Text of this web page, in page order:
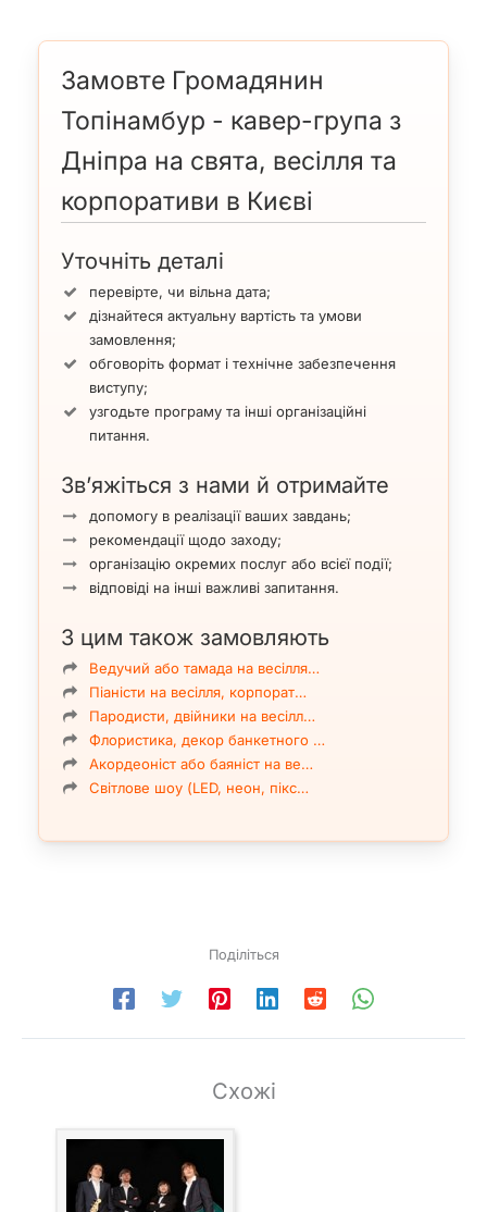
Замовте Громадянин
Топінамбур - кавер-група з
Дніпра на свята, весілля та
корпоративи в Києві
Уточніть деталі
перевірте, чи вільна дата;
дізнайтеся актуальну вартість та умови
замовлення;
обговоріть формат і технічне забезпечення
виступу;
узгодьте програму та інші організаційні
питання.
Зв’яжіться з нами й отримайте
допомогу в реалізації ваших завдань;
рекомендації щодо заходу;
організацію окремих послуг або всієї події;
відповіді на інші важливі запитання.
З цим також замовляють
Ведучий або тамада на весілля…
Піаністи на весілля, корпорат…
Пародисти, двійники на весілл…
Флористика, декор банкетного …
Акордеоніст або баяніст на ве…
Світлове шоу (LED, неон, пікс…
Поділіться
Схожі